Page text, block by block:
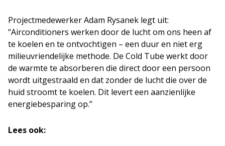
Projectmedewerker Adam Rysanek legt uit:
“Airconditioners werken door de lucht om ons heen af ​​
te koelen en te ontvochtigen – een duur en niet erg
milieuvriendelijke methode. De Cold Tube werkt door
de warmte te absorberen die direct door een persoon
wordt uitgestraald en dat zonder de lucht die over de
huid stroomt te koelen. Dit levert een aanzienlijke
energiebesparing op.”
Lees ook: